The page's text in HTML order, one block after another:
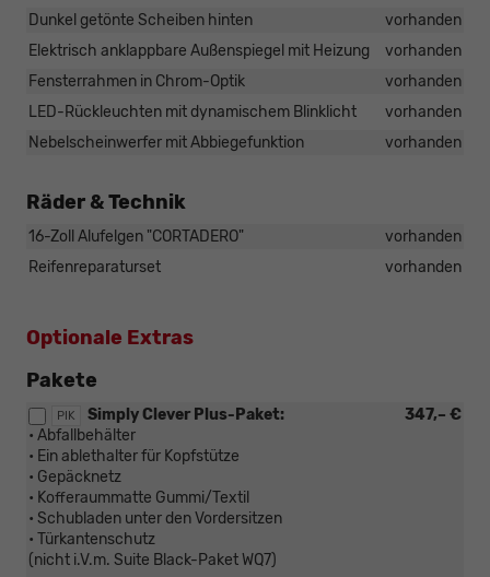
Dunkel getönte Scheiben hinten
vorhanden
Elektrisch anklappbare Außenspiegel mit Heizung
vorhanden
Fensterrahmen in Chrom-Optik
vorhanden
LED-Rückleuchten mit dynamischem Blinklicht
vorhanden
Nebelscheinwerfer mit Abbiegefunktion
vorhanden
Räder & Technik
16-Zoll Alufelgen "CORTADERO"
vorhanden
Reifenreparaturset
vorhanden
Optionale Extras
Pakete
PIK 347,– €
Simply Clever Plus-Paket:
• Abfallbehälter
• Ein ablethalter für Kopfstütze
• Gepäcknetz
• Kofferaummatte Gummi/Textil
• Schubladen unter den Vordersitzen
• Türkantenschutz
(nicht i.V.m. Suite Black-Paket WQ7)